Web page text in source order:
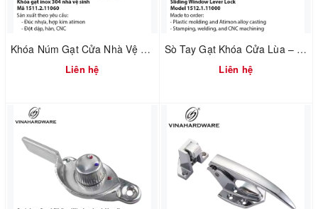
Khóa Núm Gạt Cửa Nhà Vệ Sinh – Mã 1511.2.11060 – Inox 304 Xước Mờ
Liên hệ
Sò Tay Gạt Khóa Cửa Lùa – Mã 1512.1.11000
Liên hệ